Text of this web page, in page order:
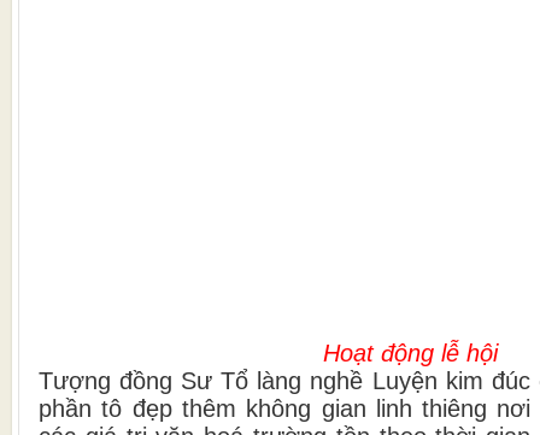
Hoạt động lễ hội
Tượng đồng Sư Tổ làng nghề Luyện kim đúc
phần tô đẹp thêm không gian linh thiêng